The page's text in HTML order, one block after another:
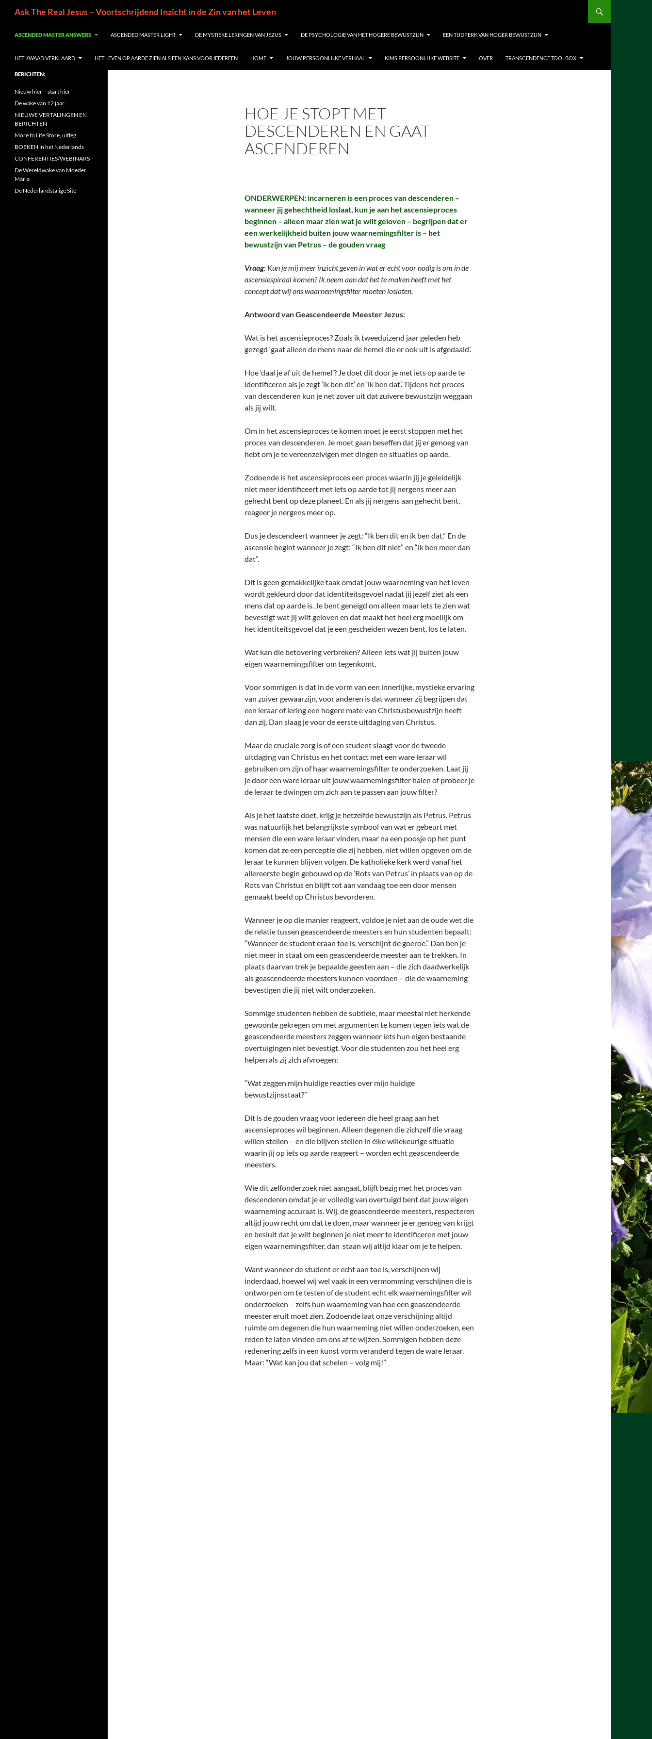
inhoud
Ask The Real Jesus – Voortschrijdend Inzicht in de Zin van het Leven
ASCENDED MASTER ANSWERS ASCENDED MASTER LIGHT DE MYSTIEKE LERINGEN VAN JEZUS DE PSYCHOLOGIE VAN HET HOGERE BEWUSTZIJN EEN TIJDPERK VAN HOGER BEWUSTZIJN
HET KWAAD VERKLAARD HET LEVEN OP AARDE ZIEN ALS EEN KANS VOOR IEDEREEN HOME JOUW PERSOONLIJKE VERHAAL KIMS PERSOONLIJKE WEBSITE OVER TRANSCENDENCE TOOLBOX
HOE JE STOPT MET
DESCENDEREN EN GAAT
ASCENDEREN
ONDERWERPEN: incarneren is een proces van descenderen –
wanneer jij gehechtheid loslaat, kun je aan het ascensieproces
beginnen – alleen maar zien wat je wilt geloven – begrijpendat er
een werkelijkheid buiten jouw waarnemingsfilter is – het
bewustzijn van Petrus – de gouden vraag
Vraag: Kun je mij meer inzicht geven in wat er echt voor nodig is om in de
ascensiespiraal komen? Ik neem aan dat het te maken heeft met het
concept dat wij ons waarnemingsfilter moeten loslaten.
Antwoord van Geascendeerde Meester Jezus:
Wat is het ascensieproces? Zoals ik tweeduizend jaar geleden heb
gezegd ‘gaat alleen de mens naar de hemel die er ook uit is afgedaald’.
Hoe ‘daal je af uit de hemel’? Je doet dit door je met iets op aarde te
identificeren als je zegt ‘ik ben dit’ en ‘ik ben dat’. Tijdens het proces
van descenderen kun je net zover uit dat zuivere bewustzijn weggaan
als jij wilt.
Om in het ascensieproces te komen moet je eerst stoppen met het
proces van descenderen. Je moet gaan beseffen dat jij er genoeg van
hebt om je te vereenzelvigen met dingen en situaties op aarde.
Zodoende is het ascensieproces een proces waarin jij je geleidelijk
niet meer identificeert met iets op aarde tot jij nergens meer aan
gehecht bent op deze planeet. En als jij nergens aan gehecht bent,
reageer je nergens meer op.
Dus je descendeert wanneer je zegt: “Ik ben dit en ik ben dat.” En de
ascensie begint wanneer je zegt: “Ik ben dit niet” en “ik ben meer dan
dat”.
Dit is geen gemakkelijke taak omdat jouw waarneming van het leven
wordt gekleurd door dat identiteitsgevoel nadat jij jezelf ziet als een
mens dat op aarde is. Je bent geneigd om alleen maar iets te zien wat
bevestigt wat jij wilt geloven en dat maakt het heel erg moeilijk om
het identiteitsgevoel dat je een gescheiden wezen bent, los te laten.
Wat kan die betovering verbreken? Alleen iets wat jij buiten jouw
eigen waarnemingsfilter om tegenkomt.
Voor sommigen is dat in de vorm van een innerlijke, mystieke ervaring
van zuiver gewaarzijn, voor anderen is dat wanneer zij begrijpen dat
een leraar of lering een hogere mate van Christusbewustzijn heeft
dan zij. Dan slaag je voor de eerste uitdaging van Christus.
Maar de cruciale zorg is of een student slaagt voor de tweede
uitdaging van Christus en het contact met een ware leraar wil
gebruiken om zijn of haar waarnemingsfilter te onderzoeken. Laat jij
je door een ware leraar uit jouw waarnemingsfilter halen of probeer je
de leraar te dwingen om zich aan te passen aan jouw filter?
Als je het laatste doet, krijg je hetzelfde bewustzijn als Petrus. Petrus
was natuurlijk het belangrijkste symbool van wat er gebeurt met
mensen die een ware leraar vinden, maar na een poosje op het punt
komen dat ze een perceptie die zij hebben, niet willen opgeven om de
leraar te kunnen blijven volgen. De katholieke kerk werd vanaf het
allereerste begin gebouwd op de ‘Rots van Petrus’ in plaats van op de
Rots van Christus en blijft tot aan vandaag toe een door mensen
gemaakt beeld op Christus bevorderen.
Wanneer je op die manier reageert, voldoe je niet aan de oude wet die
de relatie tussen geascendeerde meesters en hun studenten bepaalt:
“Wanneer de student eraan toe is, verschijnt de goeroe.” Dan ben je
niet meer in staat om een geascendeerde meester aan te trekken. In
plaats daarvan trek je bepaalde geesten aan – die zich daadwerkelijk
als geascendeerde meesters kunnen voordoen – die de waarneming
bevestigen die jij niet wilt onderzoeken.
Sommige studenten hebben de subtiele, maar meestal niet herkende
gewoonte gekregen om met argumenten te komen tegen iets wat de
geascendeerde meesters zeggen wanneer iets hun eigen bestaande
overtuigingen niet bevestigt. Voor die studenten zou het heel erg
helpen als zij zich afvroegen:
“Wat zeggen mijn huidige reacties over mijn huidige
bewustzijnsstaat?”
Dit is de gouden vraag voor iedereen die heel graag aan het
ascensieproces wil beginnen. Alleen degenen die zichzelf die vraag
willen stellen – en die blijven stellen in élke willekeurige situatie
waarin jij op iets op aarde reageert – worden echt geascendeerde
meesters.
Wie dit zelfonderzoek niet aangaat, blijft bezig met het proces van
descenderen omdat je er volledig van overtuigd bent dat jouw eigen
waarneming accuraat is. Wij, de geascendeerde meesters, respecteren
altijd jouw recht om dat te doen, maar wanneer je er genoeg van krijgt
en besluit dat je wilt beginnen je niet meer te identificeren met jouw
eigen waarnemingsfilter, dan staan wij altijd klaar om je te helpen.
Want wanneer de student er echt aan toe is, verschijnen wij
inderdaad, hoewel wij wel vaak in een vermomming verschijnen die is
ontworpen om te testen of de student echt elk waarnemingsfilter wil
onderzoeken – zelfs hun waarneming van hoe een geascendeerde
meester eruit moet zien. Zodoende laat onze verschijning altijd
ruimte om degenen die hun waarneming niet willen onderzoeken, een
reden te laten vinden om ons af te wijzen. Sommigen hebben deze
redenering zelfs in een kunst vorm veranderd tegen de ware leraar.
Maar: “Wat kan jou dat schelen – volg mij!”
BERICHTEN:
Nieuw hier – start hier
De wake van 12 jaar
NIEUWE VERTALINGEN EN
BERICHTEN
More to Life Store, uitleg
BOEKEN in het Nederlands
CONFERENTIES/WEBINARS
De Wereldwake van Moeder
Maria
De Nederlandstalige Site